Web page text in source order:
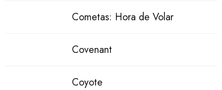
Cometas: Hora de Volar
Covenant
Coyote